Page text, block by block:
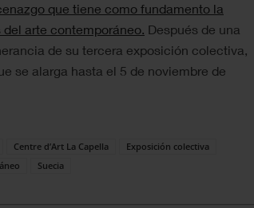
que tiene como fundamento la
arte contemporáneo. Después de una
de su tercera exposición colectiva,
se alarga hasta el 5 de noviembre de
Centre d’Art La Capella
Exposición colectiva
Suecia